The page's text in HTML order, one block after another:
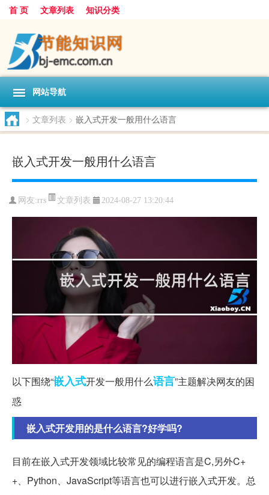
首 页 文章列表 知识分类
网站导航
> 文章列表 > 嵌入式开发一般用什么语言
嵌入式开发一般用什么语言
网友:rrs 文章列表 2024-08-27 13:20:44
以下围绕“嵌入式开发一般用什么语言”主题解决网友的困
惑
嵌入式开发用的是什么语言?好学吗?
目前在嵌入式开发领域比较常见的编程语言是C,另外C+
+、Python、JavaScript等语言也可以进行嵌入式开发。总